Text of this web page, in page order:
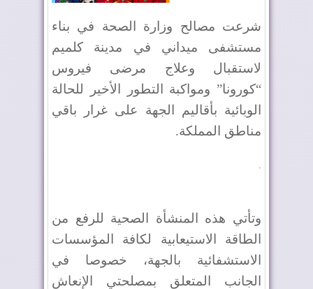
شرعت مصالح وزارة الصحة في بناء
مستشفى ميداني في مدينة كلميم
لاستقبال وعلاج مرضى فيروس
“كورونا” ومواكبة التطور الأخير للحالة
الوبائية بأقاليم الجهة على غرار باقي
مناطق المملكة.
وتأتي هذه المنشأة الصحية للرفع من
الطاقة الاستيعابية لكافة المؤسسات
الاستشفائية بالجهة، خصوصا في
الجانب المتعلق بمصلحتي الإنعاش